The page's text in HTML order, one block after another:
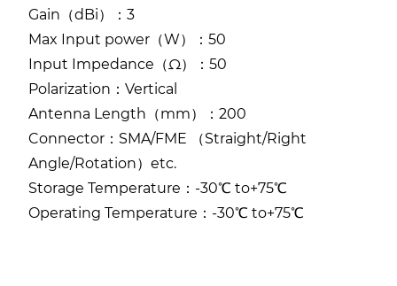
Gain（dBi）：3
Max Input power（W）：50
Input Impedance（Ω）：50
Polarization：Vertical
Antenna Length（mm）：200
Connector：SMA/FME （Straight/Right
Angle/Rotation）etc.
Storage Temperature：-30℃ to+75℃
Operating Temperature：-30℃ to+75℃